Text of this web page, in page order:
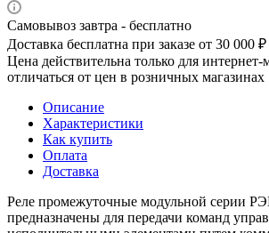
Самовывоз завтра - бесплатно
Доставка бесплатна при заказе от 30 000 ₽
Цена действительна только для
отличаться от цен в розничных магазинах
Описание
Характеристики
Как купить
Оплата
Доставка
Реле промежуточные модульной серии
предназначены для передачи команд